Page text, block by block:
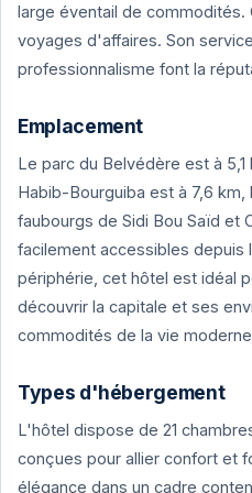
large éventail de commodités.
voyages d'affaires. Son
professionnalisme font la
Emplacement
Le parc du Belvédère est à
Habib-Bourguiba est à 7,6 km,
faubourgs de Sidi Bou Saïd et
facilement accessibles depuis
périphérie, cet hôtel est idéal
découvrir la capitale et ses
commodités de la vie
Types d'hébergement
L'hôtel dispose de 21
conçues pour allier confort et
élégance dans un cadre